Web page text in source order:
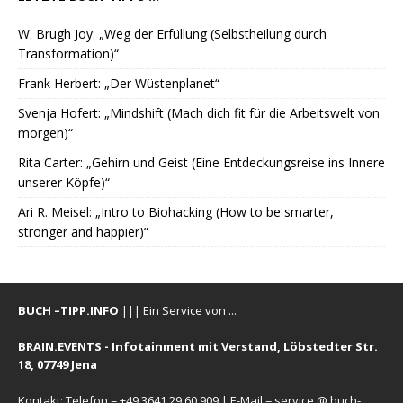
W. Brugh Joy: „Weg der Erfüllung (Selbstheilung durch
Transformation)“
Frank Herbert: „Der Wüstenplanet“
Svenja Hofert: „Mindshift (Mach dich fit für die Arbeitswelt von
morgen)“
Rita Carter: „Gehirn und Geist (Eine Entdeckungsreise ins Innere
unserer Köpfe)“
Ari R. Meisel: „Intro to Biohacking (How to be smarter,
stronger and happier)“
BUCH –TIPP.INFO ||| Ein Service von ...
BRAIN.EVENTS - Infotainment mit Verstand, Löbstedter Str.
18, 07749 Jena